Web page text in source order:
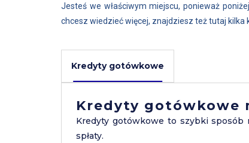
Jesteś we właściwym miejscu, ponieważ
chcesz wiedzieć więcej, znajdziesz też tutaj
Kredyty gotówkowe
Kredyty gotówkowe
Kredyty gotówkowe to szybki sposób
spłaty.